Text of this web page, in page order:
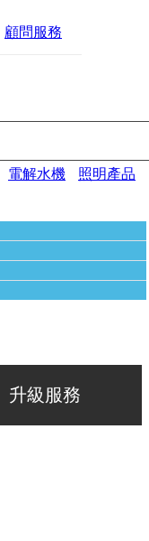
顧問服務
電解水機
照明產品